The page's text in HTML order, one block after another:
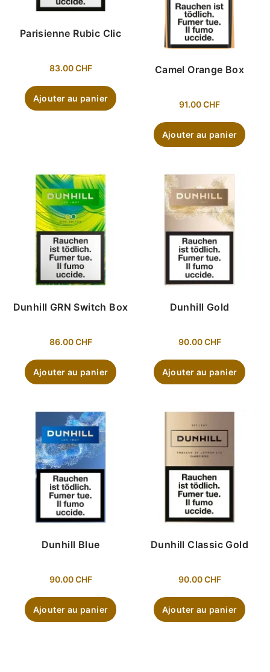
Parisienne Rubic Clic
83.00CHF
Ajouter au panier
Camel Orange Box
91.00CHF
Ajouter au panier
Dunhill GRN Switch Box
86.00CHF
Ajouter au panier
Dunhill Gold
90.00CHF
Ajouter au panier
Dunhill Blue
90.00CHF
Ajouter au panier
Dunhill Classic Gold
90.00CHF
Ajouter au panier